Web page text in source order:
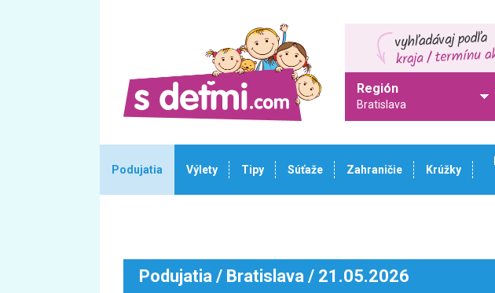
Región
Bratislava
Podujatia Výlety Tipy Súťaže Zahraničie Krúžky
Podujatia / Bratislava / 21.05.2026